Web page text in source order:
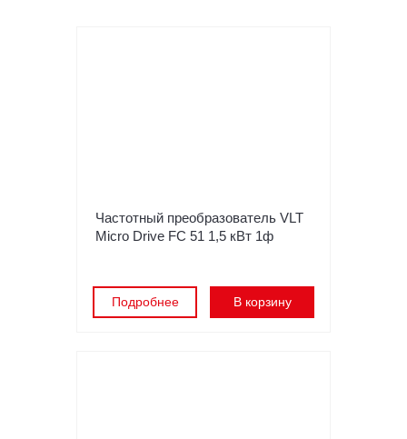
Частотный преобразователь VLT
Micro Drive FC 51 1,5 кВт 1ф
Подробнее В корзину